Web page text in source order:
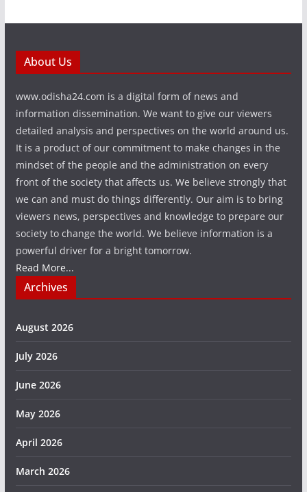
About Us
www.odisha24.com is a digital form of news and
information dissemination. We want to give our viewers
detailed analysis and perspectives on the world around us.
It is a product of our commitment to make changes in the
mindset of the people and the administration on every
front of the society that affects us. We believe strongly that
we can and must do things differently. Our aim is to bring
viewers news, perspectives and knowledge to prepare our
society to change the world. We believe information is a
powerful driver for a bright tomorrow.
Read More...
Archives
August 2026
July 2026
June 2026
May 2026
April 2026
March 2026